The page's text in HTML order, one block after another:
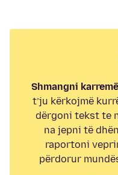
Shmangni
t’ju kërkojmë
dërgoni tekst te
na jepni të
raportoni
përdorur